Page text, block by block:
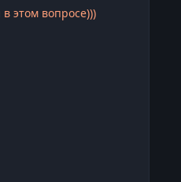
этом вопросе)))